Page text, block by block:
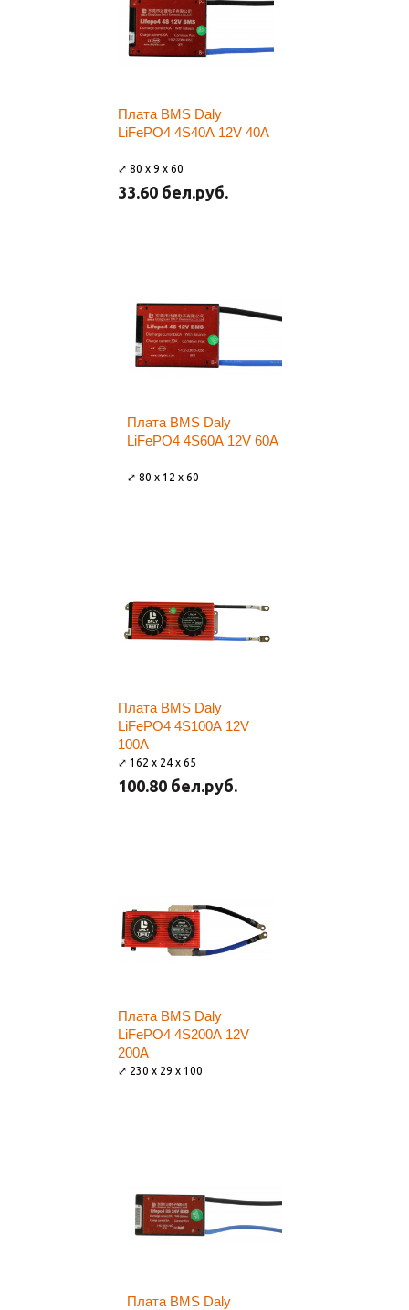
Плата BMS Daly
LiFePO4 4S40A 12V 40A
⤢ 80 x 9 x 60
33.60 бел.руб.
Плата BMS Daly
LiFePO4 4S60A 12V 60A
⤢ 80 x 12 x 60
Плата BMS Daly
LiFePO4 4S100A 12V
100A
⤢ 162 x 24 x 65
100.80 бел.руб.
Плата BMS Daly
LiFePO4 4S200A 12V
200A
⤢ 230 x 29 x 100
Плата BMS Daly